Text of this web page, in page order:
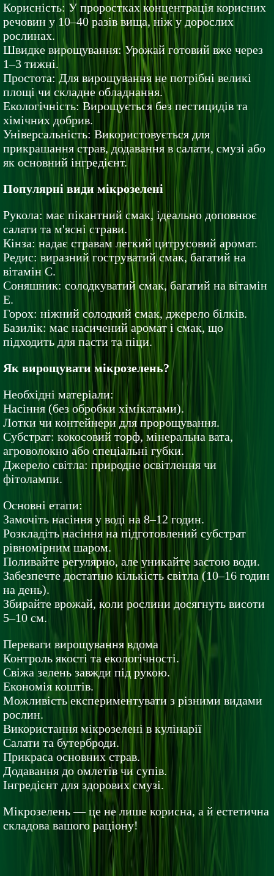
Корисність: У проростках концентрація корисних
речовин у 10–40 разів вища, ніж у дорослих
рослинах.
Швидке вирощування: Урожай готовий вже через
1–3 тижні.
Простота: Для вирощування не потрібні великі
площі чи складне обладнання.
Екологічність: Вирощується без пестицидів та
хімічних добрив.
Універсальність: Використовується для
прикрашання страв, додавання в салати, смузі або
як основний інгредієнт.
Популярні види мікрозелені
Рукола: має пікантний смак, ідеально доповнює
салати та м'ясні страви.
Кінза: надає стравам легкий цитрусовий аромат.
Редис: виразний гоструватий смак, багатий на
вітамін С.
Соняшник: солодкуватий смак, багатий на вітамін
Е.
Горох: ніжний солодкий смак, джерело білків.
Базилік: має насичений аромат і смак, що
підходить для пасти та піци.
Як вирощувати мікрозелень?
Необхідні матеріали:
Насіння (без обробки хімікатами).
Лотки чи контейнери для пророщування.
Субстрат: кокосовий торф, мінеральна вата,
агроволокно або спеціальні губки.
Джерело світла: природне освітлення чи
фітолампи.
Основні етапи:
Замочіть насіння у воді на 8–12 годин.
Розкладіть насіння на підготовлений субстрат
рівномірним шаром.
Поливайте регулярно, але уникайте застою води.
Забезпечте достатню кількість світла (10–16 годин
на день).
Збирайте врожай, коли рослини досягнуть висоти
5–10 см.
Переваги вирощування вдома
Контроль якості та екологічності.
Свіжа зелень завжди під рукою.
Економія коштів.
Можливість експериментувати з різними видами
рослин.
Використання мікрозелені в кулінарії
Салати та бутерброди.
Прикраса основних страв.
Додавання до омлетів чи супів.
Інгредієнт для здорових смузі.
Мікрозелень — це не лише корисна, а й естетична
складова вашого раціону!